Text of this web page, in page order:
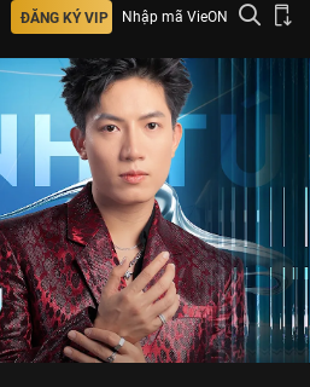
ĐĂNG KÝ VIP Nhập mã VieON